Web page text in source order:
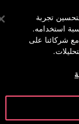
القائمة
تجربة
استخدامه.
على